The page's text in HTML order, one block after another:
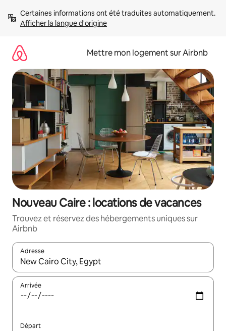
directement
Afficher la langue d'origine
Mettre mon logement sur Airbnb
Nouveau Caire : locations de vacances
Trouvez et réservez des hébergements uniques sur
Airbnb
Adresse
Lorsque les résultats s'affichent, utilisez les flèches vers le
Arrivée
Départ